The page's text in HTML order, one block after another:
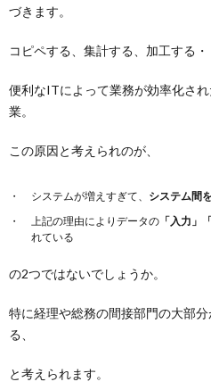
づきます。
コピペする、集計する、加工する・
便利なITによって業務が効率化さ
業。
この原因と考えられのが、
システムが増えすぎて、 システム間
上記の理由によりデータの 「入力」
れている
の2つではないでしょうか。
特に経理や総務の間接部門の大部
る、
と考えられます。